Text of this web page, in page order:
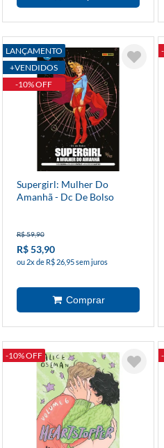
LANÇAMENTO
+VENDIDOS
-10% OFF
Supergirl: Mulher Do
Amanhã - Dc De Bolso
R$ 59,90
R$ 53,90
ou 2x de R$ 26,95 sem juros
-10% OFF